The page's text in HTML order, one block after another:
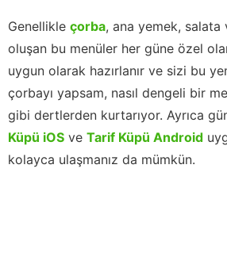
Genellikle çorba, ana yemek, salata
oluşan bu menüler her güne özel
uygun olarak hazırlanır ve sizi bu
çorbayı yapsam, nasıl dengeli bir
gibi dertlerden kurtarıyor. Ayrıca
Küpü iOS ve Tarif Küpü Android
kolayca ulaşmanız da mümkün.